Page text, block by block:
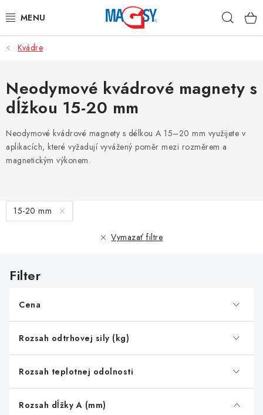
na
HLAVNÉ KATEGÓRIE
MAGNETICKÉ POMÔCKY
PRIEMYSELNÉ MAGNETY
OSTATNÉ MAGNETY
O nás Obchodné podmienky
Kontakt
Odstúpenie od zmluvy
Kvádre
Neodymové kvádrové magnety s
dĺžkou 15-20 mm
Neodymové kvádrové magnety s délkou A 15–20 mm využijete v
aplikacích, které vyžadují vyvážený poměr mezi rozměrem a
magnetickým výkonem.
V
ý
s
o
u
t
15-20 mm
Vymazať filtre
Cena
Rozsah odtrhovej sily (kg)
Rozsah teplotnej odolnosti
Rozsah dĺžky A (mm)